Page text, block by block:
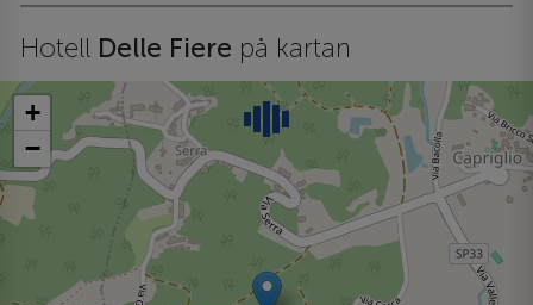
Hotell Delle Fiere på kartan
+
−